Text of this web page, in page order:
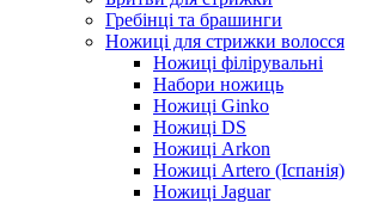
Гребінці та брашинги
Ножиці для стрижки волосся
Ножиці філірувальні
Набори ножиць
Ножиці Ginko
Ножиці DS
Ножиці Arkon
Ножиці Artero (Іспанія)
Ножиці Jaguar